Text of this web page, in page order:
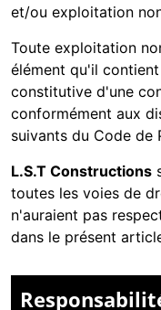
et/ou exploitation
Toute exploitation
élément qu'il
constitutive d'une
conformément aux
suivants du Code de
L.S.T Constructions
toutes les voies de
n'auraient pas
dans le présent